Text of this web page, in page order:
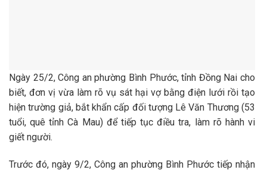
Ngày 25/2, Công an phường Bình Phước, tỉnh Đồng Nai cho
biết, đơn vị vừa làm rõ vụ sát hại vợ bằng điện lưới rồi tạo
hiện trường giả, bắt khẩn cấp đối tượng Lê Văn Thương (53
tuổi, quê tỉnh Cà Mau) để tiếp tục điều tra, làm rõ hành vi
giết người.
Trước đó, ngày 9/2, Công an phường Bình Phước tiếp nhận